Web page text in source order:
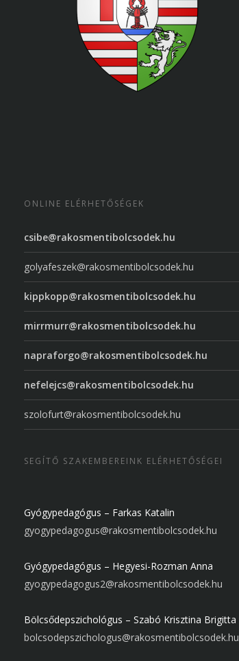
ONLINE ELÉRHETŐSÉGEK
csibe@rakosmentibolcsodek.hu
golyafeszek@rakosmentibolcsodek.hu
kippkopp@rakosmentibolcsodek.hu
mirrmurr@rakosmentibolcsodek.hu
napraforgo@rakosmentibolcsodek.hu
nefelejcs@rakosmentibolcsodek.hu
szolofurt@rakosmentibolcsodek.hu
SEGÍTŐ SZAKEMBEREINK ELÉRHETŐSÉGEI
Gyógypedagógus – Farkas Katalin
gyogypedagogus@rakosmentibolcsodek.hu
Gyógypedagógus – Hegyesi-Rozman Anna
gyogypedagogus2@rakosmentibolcsodek.hu
Bölcsődepszichológus – Szabó Krisztina Brigitta
bolcsodepszichologus@rakosmentibolcsodek.hu